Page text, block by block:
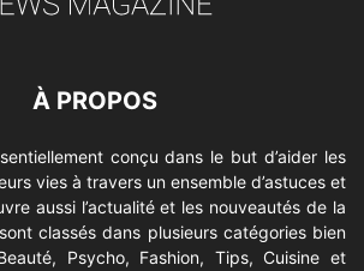
À PROPOS
conçu dans le but d’aider les
vies à travers un ensemble d’astuces et
aussi l’actualité et les nouveautés de la
classés dans plusieurs catégories bien
Psycho, Fashion, Tips, Cuisine et